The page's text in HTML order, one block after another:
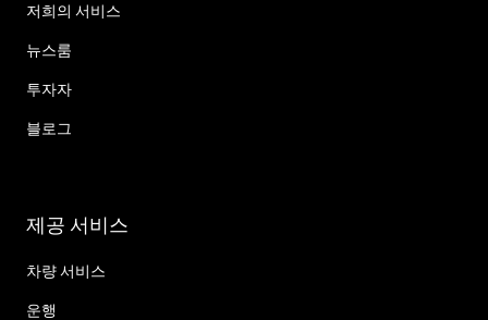
저희의 서비스
뉴스룸
투자자
블로그
제공 서비스
차량 서비스
운행